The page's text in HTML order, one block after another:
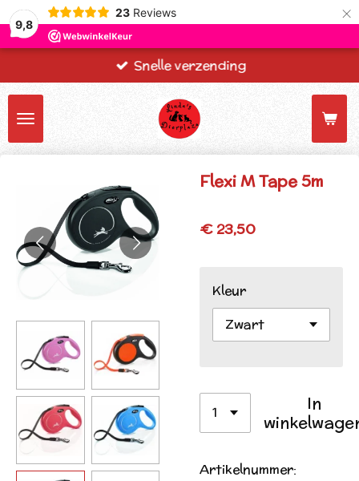
9,8
23 Reviews ×
Snelle verzending
Flexi M Tape 5m
€ 23,50
Kleur
In
Artikelnummer: